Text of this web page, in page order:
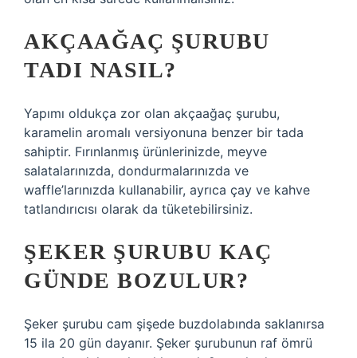
AKÇAAĞAÇ ŞURUBU
TADI NASIL?
Yapımı oldukça zor olan akçaağaç şurubu,
karamelin aromalı versiyonuna benzer bir tada
sahiptir. Fırınlanmış ürünlerinizde, meyve
salatalarınızda, dondurmalarınızda ve
waffle’larınızda kullanabilir, ayrıca çay ve kahve
tatlandırıcısı olarak da tüketebilirsiniz.
ŞEKER ŞURUBU KAÇ
GÜNDE BOZULUR?
Şeker şurubu cam şişede buzdolabında saklanırsa
15 ila 20 gün dayanır. Şeker şurubunun raf ömrü